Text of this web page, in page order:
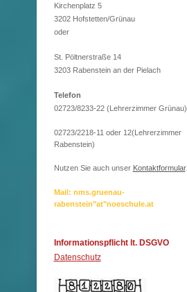
Kirchenplatz 5
3202 Hofstetten/Grünau
oder
St. Pöltnerstraße 14
3203 Rabenstein an der Pielach
Telefon
02723/8233-22 (Lehrerzimmer Grünau)
02723/2218-11 oder 12(Lehrerzimmer
Rabenstein)
Nutzen Sie auch unser Kontaktformular.
Mail: nms.gruenau-
rabenstein"at"noeschule.at
Informationspflicht lt. DSGVO
Datenschutz